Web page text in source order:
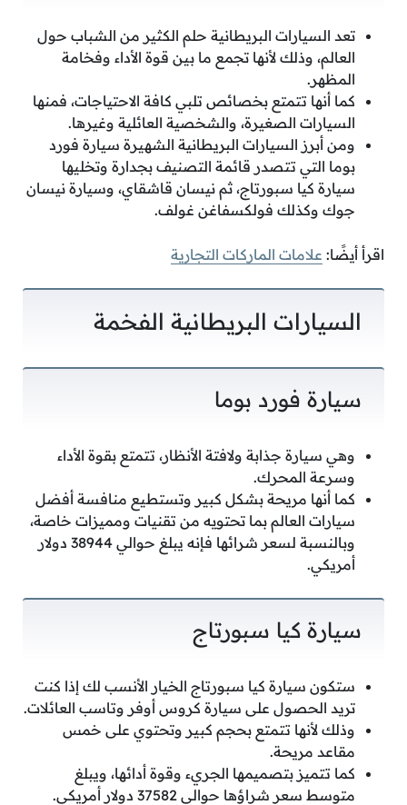
تعد السيارات البريطانية حلم الكثير من الشباب حول
العالم، وذلك لأنها تجمع ما بين قوة الأداء وفخامة
المظهر.
كما أنها تتمتع بخصائص تلبي كافة الاحتياجات، فمنها
السيارات الصغيرة، والشخصية العائلية وغيرها.
ومن أبرز السيارات البريطانية الشهيرة سيارة فورد
بوما التي تتصدر قائمة التصنيف بجدارة وتخليها
سيارة كيا سبورتاج، ثم نيسان قاشقاي، وسيارة نيسان
جوك وكذلك فولكسفاغن غولف.
اقرأ أيضًا: علامات الماركات التجارية
السيارات البريطانية الفخمة
سيارة فورد بوما
وهي سيارة جذابة ولافتة الأنظار، تتمتع بقوة الأداء
وسرعة المحرك.
كما أنها مريحة بشكل كبير وتستطيع منافسة أفضل
سيارات العالم بما تحتويه من تقنيات ومميزات خاصة،
وبالنسبة لسعر شرائها فإنه يبلغ حوالي 38944 دولار
أمريكي.
سيارة كيا سبورتاج
ستكون سيارة كيا سبورتاج الخيار الأنسب لك إذا كنت
تريد الحصول على سيارة كروس أوفر وتاسب العائلات.
وذلك لأنها تتمتع بحجم كبير وتحتوي على خمس
مقاعد مريحة.
كما تتميز بتصميمها الجريء وقوة أدائها، ويبلغ
متوسط سعر شراؤها حوالي 37582 دولار أمريكي.